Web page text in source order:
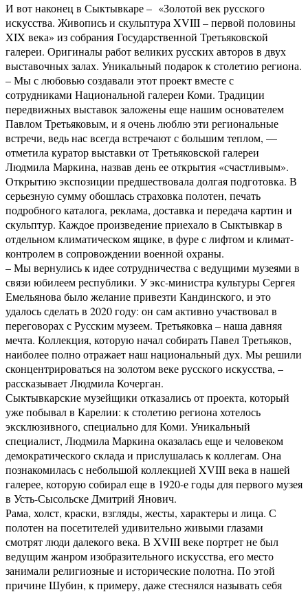
И вот наконец в Сыктывкаре – «Золотой век русского
искусства. Живопись и скульптура XVIII – первой половины
XIX века» из собрания Государственной Третьяковской
галереи. Оригиналы работ великих русских авторов в двух
выставочных залах. Уникальный подарок к столетию региона.
– Мы с любовью создавали этот проект вместе с
сотрудниками Национальной галереи Коми. Традиции
передвижных выставок заложены еще нашим основателем
Павлом Третьяковым, и я очень люблю эти региональные
встречи, ведь нас всегда встречают с большим теплом, —
отметила куратор выставки от Третьяковской галереи
Людмила Маркина, назвав день ее открытия «счастливым».
Открытию экспозиции предшествовала долгая подготовка. В
серьезную сумму обошлась страховка полотен, печать
подробного каталога, реклама, доставка и передача картин и
скульптур. Каждое произведение приехало в Сыктывкар в
отдельном климатическом ящике, в фуре с лифтом и климат-
контролем в сопровождении военной охраны.
– Мы вернулись к идее сотрудничества с ведущими музеями в
связи юбилеем республики. У экс-министра культуры Сергея
Емельянова было желание привезти Кандинского, и это
удалось сделать в 2020 году: он сам активно участвовал в
переговорах с Русским музеем. Третьяковка – наша давняя
мечта. Коллекция, которую начал собирать Павел Третьяков,
наиболее полно отражает наш национальный дух. Мы решили
сконцентрироваться на золотом веке русского искусства, –
рассказывает Людмила Кочерган.
Сыктывкарские музейщики отказались от проекта, который
уже побывал в Карелии: к столетию региона хотелось
эксклюзивного, специально для Коми. Уникальный
специалист, Людмила Маркина оказалась еще и человеком
демократического склада и прислушалась к коллегам. Она
познакомилась с небольшой коллекцией XVIII века в нашей
галерее, которую собирал еще в 1920-е годы для первого музея
в Усть-Сысольске Дмитрий Янович.
Рама, холст, краски, взгляды, жесты, характеры и лица. С
полотен на посетителей удивительно живыми глазами
смотрят люди далекого века. В XVIII веке портрет не был
ведущим жанром изобразительного искусства, его место
занимали религиозные и исторические полотна. По этой
причине Шубин, к примеру, даже стеснялся называть себя